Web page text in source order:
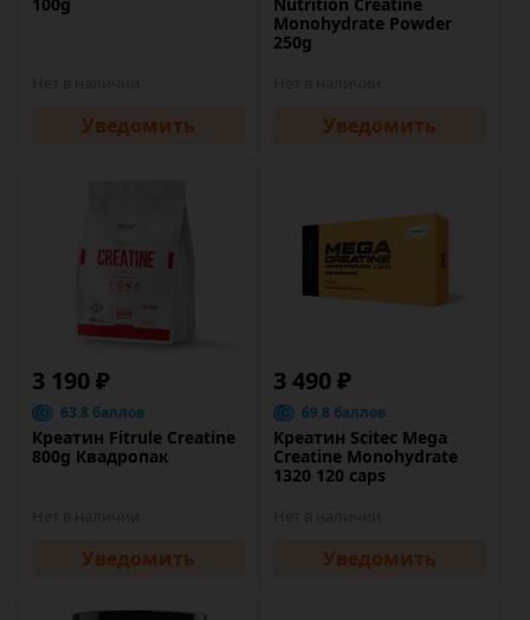
Уведомить
Monohydrate Powder
250g
Уведомить
3 190 ₽
63.8 баллов
Креатин Fitrule Creatine
800g Квадропак
Уведомить
3 490 ₽
69.8 баллов
Креатин Scitec Mega
Creatine Monohydrate
1320 120 caps
Уведомить